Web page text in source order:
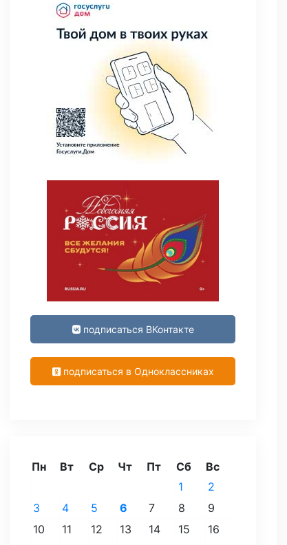
подписаться ВКонтакте
подписаться в Одноклассниках
Пн Вт Ср Чт Пт Сб
Вс
1
2
3
4 5 6 7 8
9
10
11 12 13 14 15
16